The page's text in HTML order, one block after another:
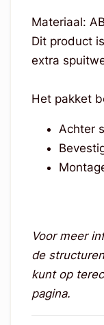
Materiaal:
Dit product
extra
Het pakket
Achter
Voor meer
de
kunt op
pagina.